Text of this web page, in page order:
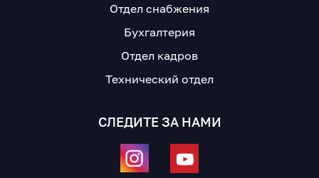
Отдел снабжения
Бухгалтерия
Отдел кадров
Технический отдел
СЛЕДИТЕ ЗА НАМИ